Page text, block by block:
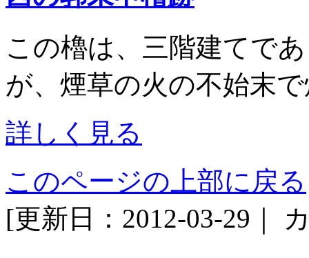
この櫓は、三階建てで
が、煙草の火の不始末
詳しく見る
このページの上部に戻る
[更新日：2012-03-29｜